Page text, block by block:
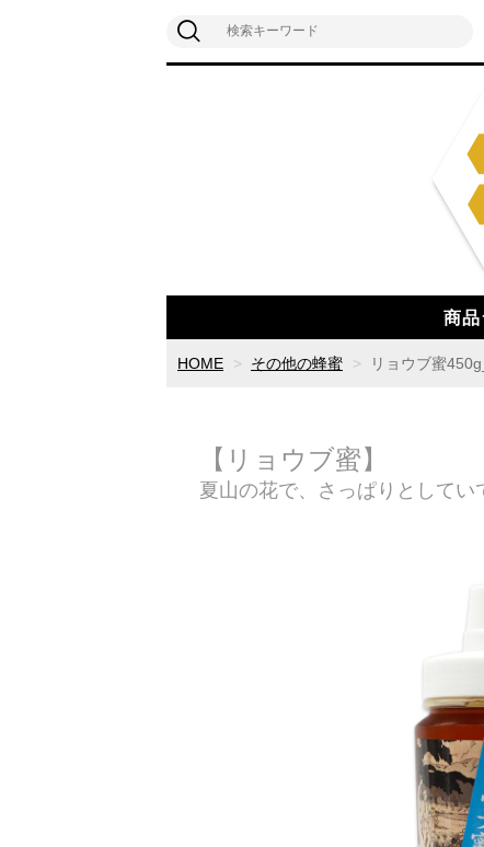
商
HOME その他の蜂蜜 リョウブ蜜
【リョウブ蜜】
夏山の花で、さっぱりとしてい